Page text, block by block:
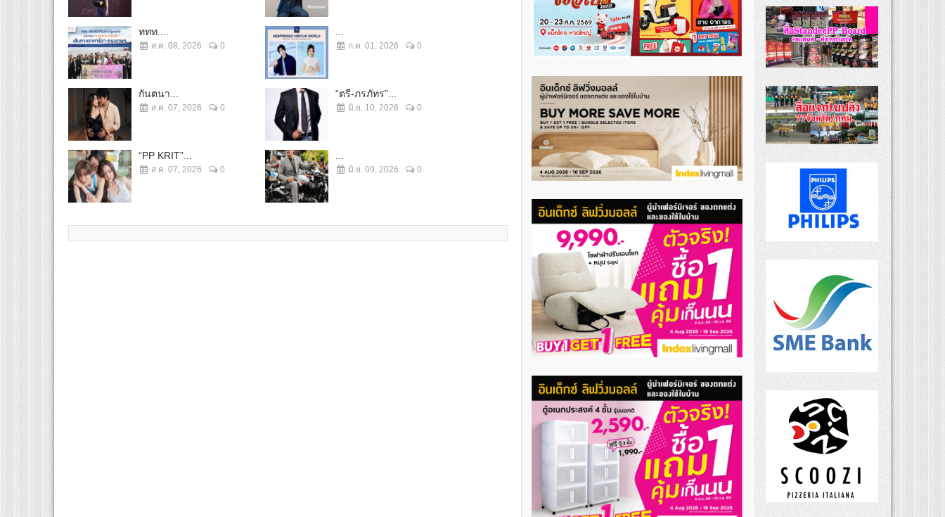
ททท....
ส.ค. 08, 2026 0
กันตนา...
ส.ค. 07, 2026 0
“PP KRIT”...
ส.ค. 07, 2026 0
ก.ค. 01, 2026 0
“ตรี-ภรภัทร”...
มิ.ย. 10, 2026 0
มิ.ย. 09, 2026 0